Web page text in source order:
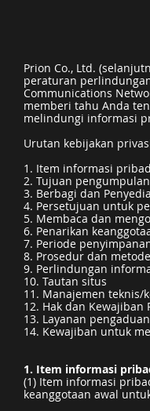
Prion Co., Ltd.
peraturan
Communications
memberi tahu Anda
melindungi informasi
Urutan kebijakan
1. Item informasi
2. Tujuan
3. Berbagi dan
4. Persetujuan untuk
5. Membaca dan
6. Penarikan
7. Periode
8. Prosedur dan
9. Perlindungan
10. Tautan situs
11. Manajemen
12. Hak dan Kewajiban
13. Layanan
14. Kewajiban untuk
1. Item informasi
(1) Item informasi
keanggotaan awal